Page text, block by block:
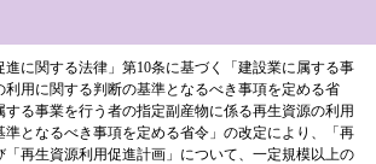
進に関する法律」第10条に基づく「建設業に属する事
用に関する判断の基準となるべき事項を定める省
る事業を行う者の指定副産物に係る再生資源の利用
となるべき事項を定める省令」の改定により、「再
再生資源利用促進計画」について、一定規模以上の